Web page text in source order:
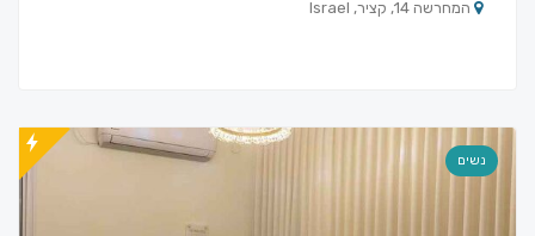
המחרשה 14, קציר, Israel
נשים